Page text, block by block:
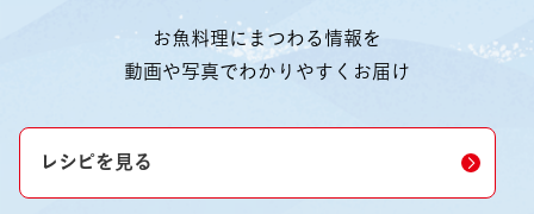
お魚料理にまつわる情報を
動画や写真でわかりやすくお届け
レシピを見る